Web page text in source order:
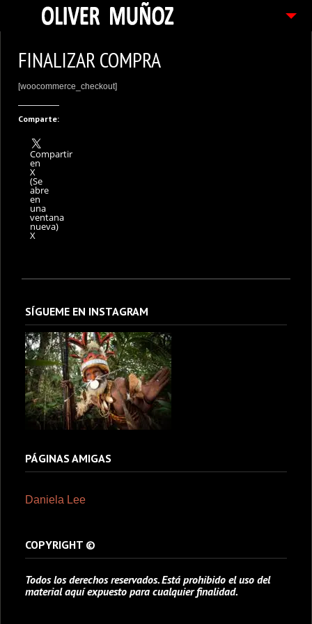
FOTOGRAFIAS
PEDIDOS
FINALIZAR COMPRA
[woocommerce_checkout]
Comparte:
Compartir
en
X
(Se
abre
en
una
ventana
nueva)
X
SÍGUEME EN INSTAGRAM
PÁGINAS AMIGAS
Daniela Lee
COPYRIGHT ©
Todos los derechos reservados. Está prohibido el uso del
material aquí expuesto para cualquier finalidad.